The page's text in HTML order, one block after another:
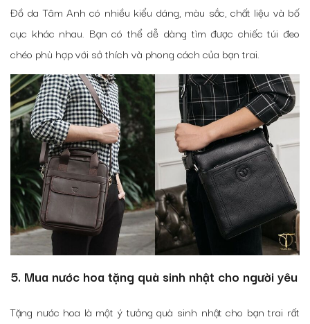
Đồ da Tâm Anh có nhiều kiểu dáng, màu sắc, chất liệu và bố
cục khác nhau. Bạn có thể dễ dàng tìm được chiếc túi đeo
chéo phù hợp với sở thích và phong cách của bạn trai.
5. Mua nước hoa tặng quà sinh nhật cho người yêu
Tặng nước hoa là một ý tưởng quà sinh nhật cho bạn trai rất